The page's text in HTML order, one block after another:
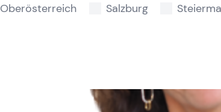
Oberösterreich Salzburg